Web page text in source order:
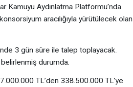
Kamuyu Aydınlatma Platformu’nda
aracılığıyla yürütülecek olan
3 gün süre ile talep toplayacak.
durumda.
TL’den 338.500.000 TL’ye